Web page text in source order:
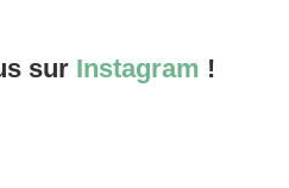
sur Instagram !